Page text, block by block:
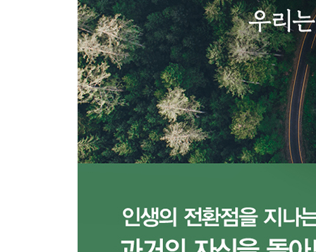
chapter 4. 오십의 파도를 현명하게 헤쳐 나가는 방
취미로만 살기엔 남은 인생이 너무 길다
퇴직에도 예행연습이 필요하다
바깥세상은 생각보다 춥다
100세 시대, 일의 재발견
‘무엇을 원하는가’보다 더 중요한 질문
에필로그_ 같이 힘을 내면 조금은 덜 힘들 테니